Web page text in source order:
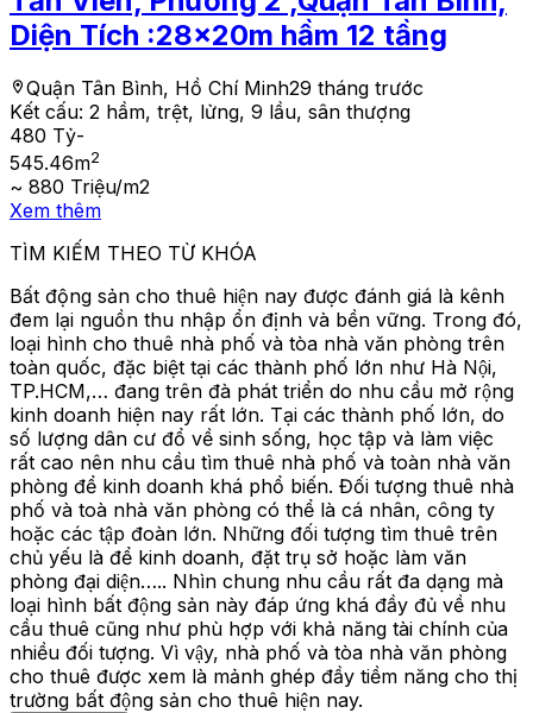
Diện Tích :28x20m hầm 12 tầng
Quận Tân Bình, Hồ Chí Minh29 tháng trước
Kết cấu: 2 hầm, trệt, lửng, 9 lầu, sân thượng
480 Tỷ-
545.46m2
~ 880 Triệu/m2
Xem thêm
TÌM KIẾM THEO TỪ KHÓA
Bất động sản cho thuê hiện nay được đánh giá là kênh
đem lại nguồn thu nhập ổn định và bền vững. Trong đó,
loại hình cho thuê nhà phố và tòa nhà văn phòng trên
toàn quốc, đặc biệt tại các thành phố lớn như Hà Nội,
TP.HCM,… đang trên đà phát triển do nhu cầu mở rộng
kinh doanh hiện nay rất lớn. Tại các thành phố lớn, do
số lượng dân cư đổ về sinh sống, học tập và làm việc
rất cao nên nhu cầu tìm thuê nhà phố và toàn nhà văn
phòng để kinh doanh khá phổ biến. Đối tượng thuê nhà
phố và toà nhà văn phòng có thể là cá nhân, công ty
hoặc các tập đoàn lớn. Những đối tượng tìm thuê trên
chủ yếu là để kinh doanh, đặt trụ sở hoặc làm văn
phòng đại diện….. Nhìn chung nhu cầu rất đa dạng mà
loại hình bất động sản này đáp ứng khá đầy đủ về nhu
cầu thuê cũng như phù hợp với khả năng tài chính của
nhiều đối tượng. Vì vậy, nhà phố và tòa nhà văn phòng
cho thuê được xem là mảnh ghép đầy tiềm năng cho thị
trường bất động sản cho thuê hiện nay.